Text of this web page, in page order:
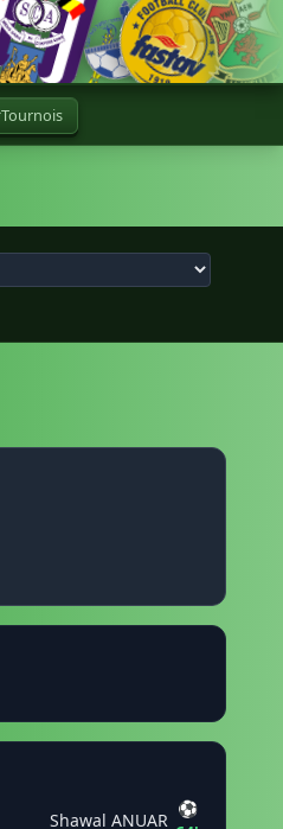
Tournois
Shawal ANUAR
⚽